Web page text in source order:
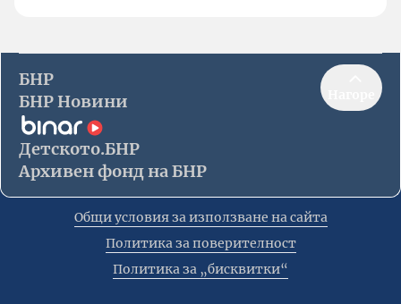
БНР
БНР Новини
Детското.БНР
Архивен фонд на БНР
Общи условия за използване на сайта
Политика за поверителност
Политика за „бисквитки“